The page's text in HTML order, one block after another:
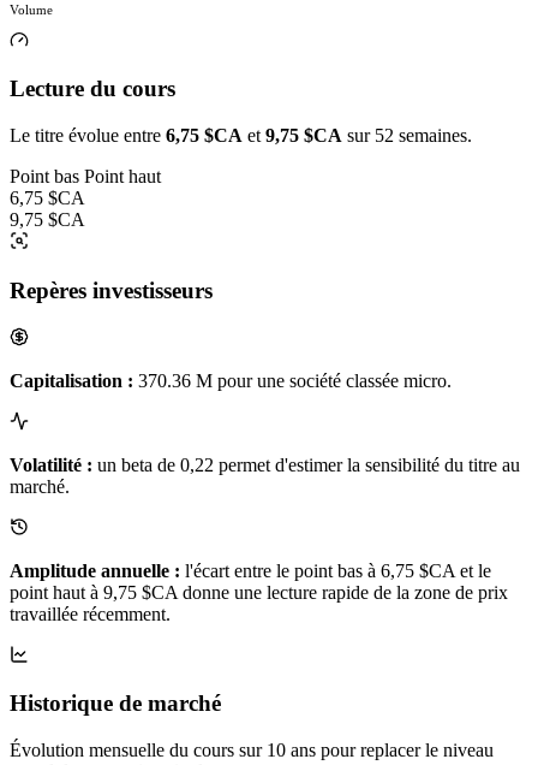
Volume
Lecture du cours
Le titre évolue entre 6,75 $CA et 9,75 $CA sur 52 semaines.
Point bas Point haut
6,75 $CA
9,75 $CA
Repères investisseurs
Capitalisation : 370.36 M pour une société classée micro.
Volatilité : un beta de 0,22 permet d'estimer la sensibilité du titre au
marché.
Amplitude annuelle : l'écart entre le point bas à 6,75 $CA et le
point haut à 9,75 $CA donne une lecture rapide de la zone de prix
travaillée récemment.
Historique de marché
Évolution mensuelle du cours sur 10 ans pour replacer le niveau